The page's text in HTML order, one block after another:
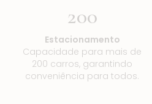
200
Estacionamento
Capacidade para mais de
200 carros, garantindo
conveniência para todos.